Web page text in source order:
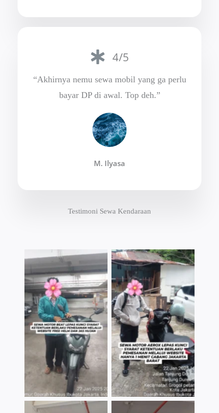
4/5
“Akhirnya nemu sewa mobil yang ga perlu
bayar DP di awal. Top deh.”
M. Ilyasa
Testimoni Sewa Kendaraan
TNo Caption TNo Caption